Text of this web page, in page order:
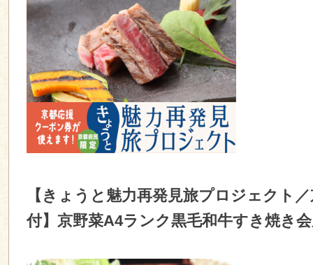
【きょうと魅力再発見旅プロジェクト
付】京野菜A4ランク黒毛和牛すき焼き